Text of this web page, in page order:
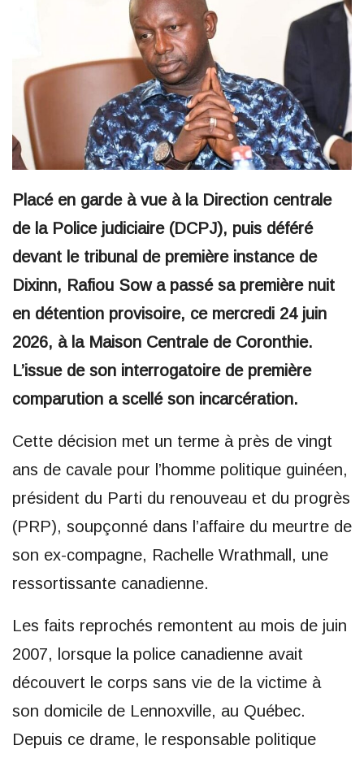
Placé en garde à vue à la Direction centrale
de la Police judiciaire (DCPJ), puis déféré
devant le tribunal de première instance de
Dixinn, Rafiou Sow a passé sa première nuit
en détention provisoire, ce mercredi 24 juin
2026, à la Maison Centrale de Coronthie.
L’issue de son interrogatoire de première
comparution a scellé son incarcération.
Cette décision met un terme à près de vingt
ans de cavale pour l’homme politique guinéen,
président du Parti du renouveau et du progrès
(PRP), soupçonné dans l’affaire du meurtre de
son ex-compagne, Rachelle Wrathmall, une
ressortissante canadienne.
Les faits reprochés remontent au mois de juin
2007, lorsque la police canadienne avait
découvert le corps sans vie de la victime à
son domicile de Lennoxville, au Québec.
Depuis ce drame, le responsable politique